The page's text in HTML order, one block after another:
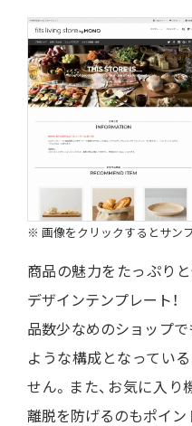
※ 画像をクリックするとサン
商品の魅力をたっぷり
デザインテンプレート！
品数少なめのショップ
ような構成となってい
せん。また、お気に入
離脱を防げるのもポイン